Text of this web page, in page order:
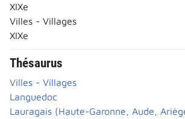
XIXe
Villes - Villages
XIXe
Thésaurus
Villes - Villages
Languedoc
Lauragais (Haute-Garonne, Aude,